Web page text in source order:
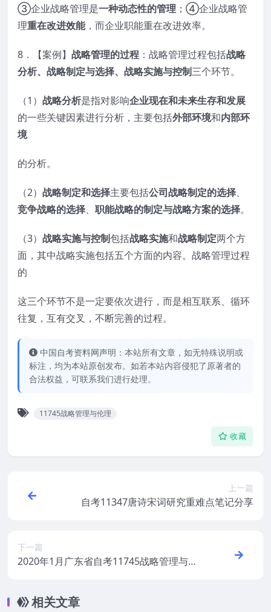
③企业战略管理是一种动态性的管理 ；④企业战略管
理重在改进效能，而企业职能重在改进效率。
8．【案例】 战略管理的过程 ：战略管理过程包括战略
分析、战略制定与选择、战略实施与控制三个环节。
（1） 战略分析是指对影响企业现在和未来生存和发展
的一些关键因素进行分析，主要包括外部环境和内部环
境
的分析。
（2） 战略制定和选择主要包括公司战略制定的选择、
竞争战略的选择、 职能战略的制定与战略方案的选择。
（3） 战略实施与控制包括战略实施和战略制定两个方
面，其中战略实施包括五个方面的内容。战略管理过程
的
这三个环节不是一定要依次进行，而是相互联系、循环
往复，互有交叉，不断完善的过程。
中国自考资料网声明：本站所有文章，如无特殊说明或
标注，均为本站原创发布。如若本站内容侵犯了原著者的
合法权益，可联系我们进行处理。
11745战略管理与伦理
收藏
上一篇
自考11347唐诗宋词研究重难点笔记分享
下一篇
2020年1月广东省自考11745战略管理与伦
相关文章